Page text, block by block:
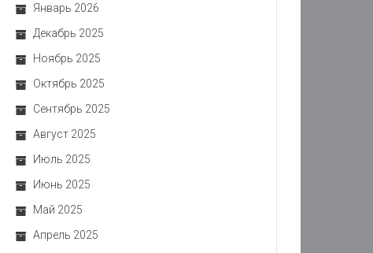
Январь 2026
Декабрь 2025
Ноябрь 2025
Октябрь 2025
Сентябрь 2025
Август 2025
Июль 2025
Июнь 2025
Май 2025
Апрель 2025